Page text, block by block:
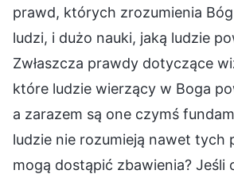
prawd, których zrozumienia
ludzi, i dużo nauki, jaką ludzie
Zwłaszcza prawdy dotyczące
które ludzie wierzący w Boga
a zarazem są one czymś
ludzie nie rozumieją nawet tych
mogą dostąpić zbawienia? Jeśli